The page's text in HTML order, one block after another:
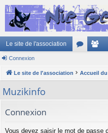
Le site de l'association
u m
Connexion
Le site de l'association Accueil
Muzikinfo
Connexion
Vous devez saisir le mot de passe